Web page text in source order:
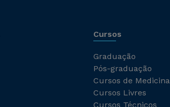
Cursos
Graduação
Pós-graduação
Cursos de Medicina
Cursos Livres
Cursos Técnicos